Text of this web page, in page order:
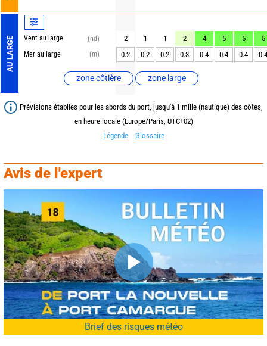
AU LARGE Vent au large
(nd)
Mer au large
(m)
zone côtière zone large
2 1 1 2 4 5 5
5
0.2
0.2 0.2 0.3 0.4 0.4 0.4 0.4
Prévisions établies pour les abords du port, jusqu'à 1 mille (nautique) des côtes,
en heure locale (Europe/Paris, UTC+02)
Légende
Glossaire
Avis de l'expert
Brief des risques météo